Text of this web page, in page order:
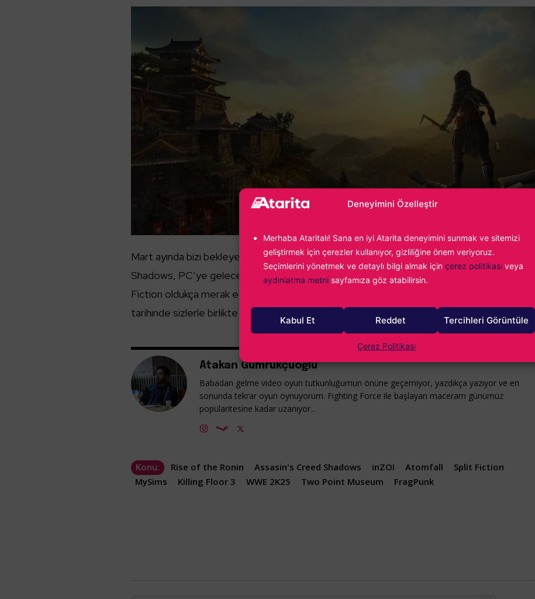
Deneyimini Özelleştir
Merhaba Ataritalı! Sana en iyi Atarita deneyimini sunmak ve sitemizi
geliştirmek için çerezler kullanıyor, gizliliğine önem veriyoruz.
Seçimlerini yönetmek ve detaylı bilgi almak için çerez politikası veya
aydınlatma metni sayfamıza göz atabilirsin.
Kabul Et Reddet Tercihleri Görüntüle
Çerez Politikası
Mart ayında bizi bekleyen oyunlardan bazıları bu şekilde. Özellikle Assassin’s Creed
Shadows, PC’ye gelecek olan Rise of the Ronin ve Hazelight Studios’un yeni oyunu Split
Fiction oldukça merak edilen yapımlardan. Bu arada Split Fiction incelememiz de 4 Mart
tarihinde sizlerle birlikte olacak.
Atakan Gümrükçüoğlu
Babadan gelme video oyun tutkunluğumun önüne geçemiyor, yazdıkça yazıyor ve en
sonunda tekrar oyun oynuyorum. Fighting Force ile başlayan maceram günümüz
popülaritesine kadar uzanıyor...
Konu: Rise of the Ronin Assasin's Creed Shadows inZOI Atomfall
Split Fiction
MySims
Killing Floor 3 WWE 2K25 Two Point Museum FragPunk